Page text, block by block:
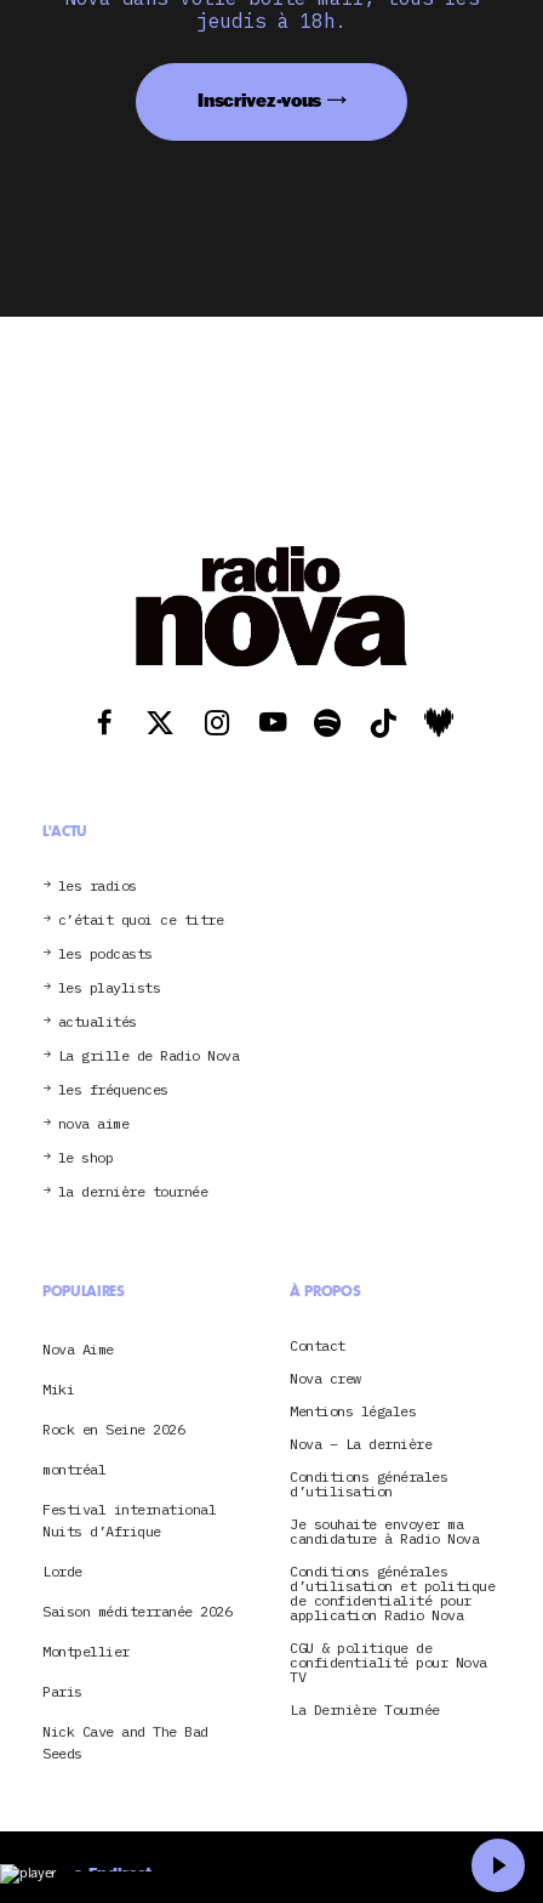
jeudis à 18h.
Inscrivez-vous
L'ACTU
les radios
c’était quoi ce titre
les podcasts
les playlists
actualités
La grille de Radio Nova
les fréquences
nova aime
le shop
la dernière tournée
POPULAIRES
Nova Aime
Miki
Rock en Seine 2026
montréal
Festival international
Nuits d’Afrique
Lorde
Saison méditerranée 2026
Montpellier
Paris
Nick Cave and The Bad
Seeds
À PROPOS
Contact
Nova crew
Mentions légales
Nova – La dernière
Conditions générales
d’utilisation
Je souhaite envoyer ma
candidature à Radio Nova
Conditions générales
d’utilisation et politique
de confidentialité pour
application Radio Nova
CGU & politique de
confidentialité pour Nova
TV
La Dernière Tournée
En direct